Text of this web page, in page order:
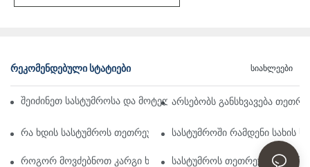
ᲠᲔᲙᲝᲛᲔᲜᲓᲔᲑᲣᲚᲘ ᲡᲢᲐᲢᲘᲔᲑᲘ Სიახლეები
შეიძინეთ სასტუმროსა და მოტელის თეთრეული საბითუმო
არსებობს განსხვავება
რა ხდის სასტუმროს თეთრეულს ასეთ კომფორტულს
სასტუმროში რამდენი სახის
როგორ მოვძებნოთ კარგი ხარისხის ზეწრები, როგორიც
სასტუმროს თეთრეულის